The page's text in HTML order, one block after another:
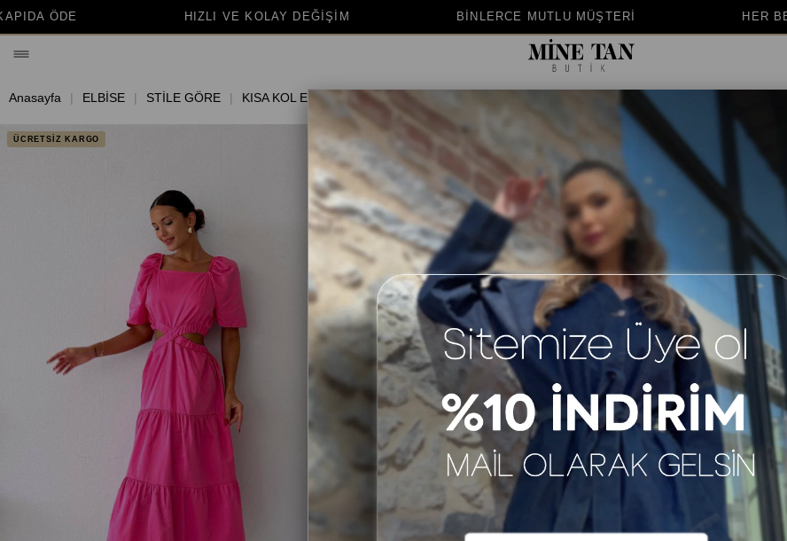
HIZLI VE KOLAY DEĞİŞİM BİNLERCE MUTLU MÜŞTERİ HER BEDENE UYGUN KALIP
Anasayfa ELBİSE STİLE GÖRE KISA KOL ELBİSE
ÜCRETSİZ KARGO